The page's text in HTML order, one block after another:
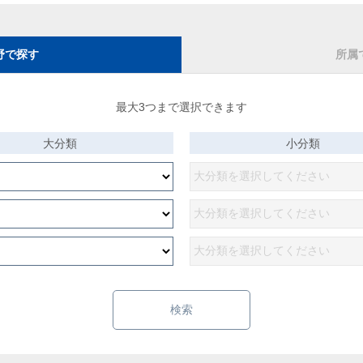
で探す 所属
最大3つまで選択できます
大分類 小分類
検索